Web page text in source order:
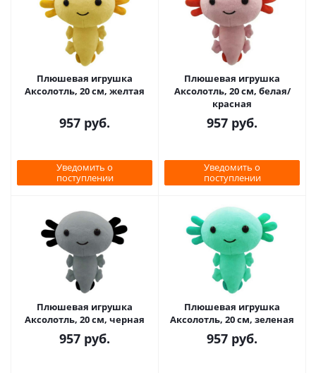
Плюшевая игрушка
Аксолотль, 20 см, желтая
957 руб.
Уведомить о
поступлении
Плюшевая игрушка
Аксолотль, 20 см, белая/
красная
957 руб.
Уведомить о
поступлении
Плюшевая игрушка
Аксолотль, 20 см, черная
957 руб.
Плюшевая игрушка
Аксолотль, 20 см, зеленая
957 руб.